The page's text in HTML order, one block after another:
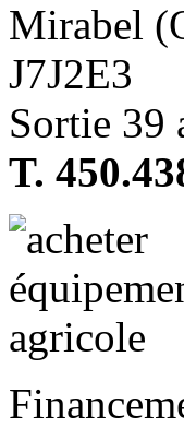
Mirabel
J7J2E3
Sortie 39
T.